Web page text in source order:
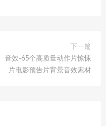
下一篇
音效-65个高质量动作片惊悚
片电影预告片背景音效素材